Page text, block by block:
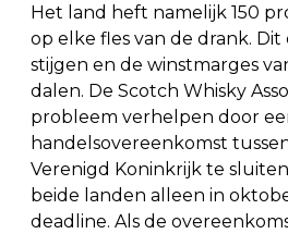
Het land heft namelijk 150
op elke fles van de drank.
stijgen en de winstmarges
dalen. De Scotch Whisky
probleem verhelpen door
handelsovereenkomst
Verenigd Koninkrijk te
beide landen alleen in
deadline. Als de